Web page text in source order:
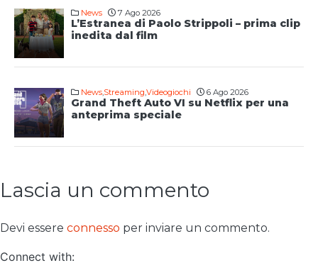
News 7 Ago 2026
L’Estranea di Paolo Strippoli – prima clip
inedita dal film
News,Streaming,Videogiochi 6 Ago 2026
Grand Theft Auto VI su Netflix per una
anteprima speciale
Lascia un commento
Devi essere connesso per inviare un commento.
Connect with: